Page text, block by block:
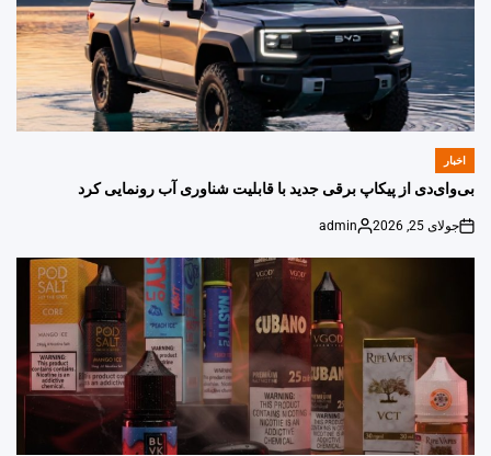
POSTED
اخبار
بی‌وای‌دی از پیکاپ برقی جدید با قابلیت شناوری آب رونمایی کرد
on
جولای 25, 2026
Posted
admin